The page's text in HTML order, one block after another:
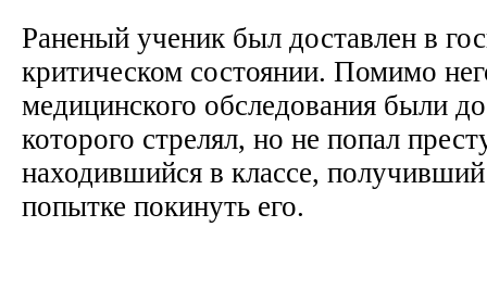
Раненый ученик был доставлен в
критическом состоянии. Помимо
медицинского обследования были
которого стрелял, но не попал
находившийся в классе,
попытке покинуть его.